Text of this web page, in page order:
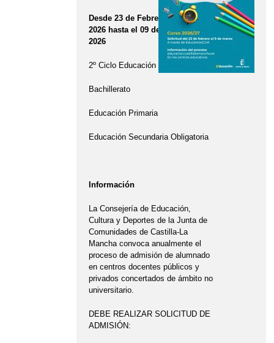
Desde 23 de Febrero de
2026 hasta el 09 de Marzo de
2026
2º Ciclo Educación Infantil
Bachillerato
Educación Primaria
Educación Secundaria Obligatoria
Información
La Consejería de Educación,
Cultura y Deportes de la Junta de
Comunidades de Castilla-La
Mancha convoca anualmente el
proceso de admisión de alumnado
en centros docentes públicos y
privados concertados de ámbito no
universitario.
DEBE REALIZAR SOLICITUD DE
ADMISIÓN: